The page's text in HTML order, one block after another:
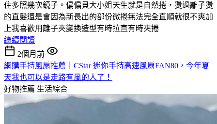
住多照幾次鏡子。偏偏貝大小姐天生就是自然捲，燙過離子燙
的直髮還是會因為新長出的部份微捲無法完全直順就很不爽加
上我喜歡用離子夾變換造型有時拉直有時夾捲
繼續閱讀
2個月前
網購手持風扇推薦｜CStar 迷你手持高速風扇FAN80，今年夏
天我也可以是走路有風的人了！
好物推薦 生活綜合